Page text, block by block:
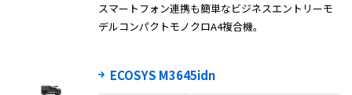
スマートフォン連携も簡単なビジネスエントリーモ
デルコンパクトモノクロA4複合機。
ECOSYS M3645idn